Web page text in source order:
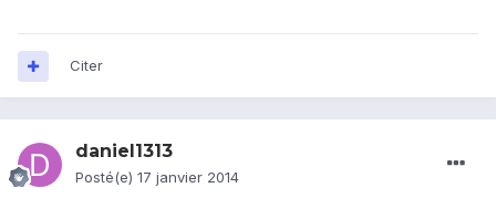
Citer
daniel1313
Posté(e) 17 janvier 2014